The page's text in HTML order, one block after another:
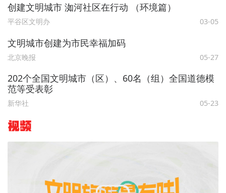
创建文明城市 洳河社区在行动 （环境篇）
平谷区文明办 03-05
文明城市创建为市民幸福加码
北京晚报 05-27
202个全国文明城市（区）、60名（组）全国道德模
范等受表彰
新华社 05-23
视频